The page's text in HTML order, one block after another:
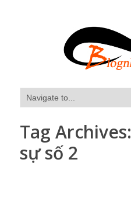
Tag Archives:
sự số 2